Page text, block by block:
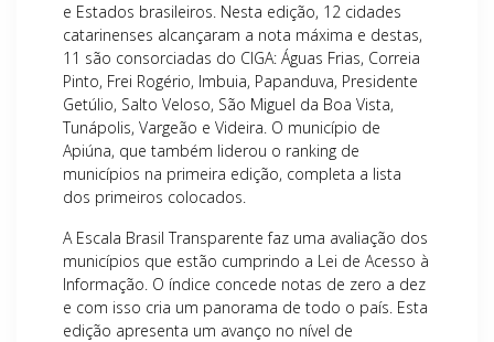
e Estados brasileiros. Nesta edição, 12 cidades
catarinenses alcançaram a nota máxima e destas,
11 são consorciadas do CIGA: Águas Frias, Correia
Pinto, Frei Rogério, Imbuia, Papanduva, Presidente
Getúlio, Salto Veloso, São Miguel da Boa Vista,
Tunápolis, Vargeão e Videira. O município de
Apiúna, que também liderou o ranking de
municípios na primeira edição, completa a lista
dos primeiros colocados.
A Escala Brasil Transparente faz uma avaliação dos
municípios que estão cumprindo a Lei de Acesso à
Informação. O índice concede notas de zero a dez
e com isso cria um panorama de todo o país. Esta
edição apresenta um avanço no nível de